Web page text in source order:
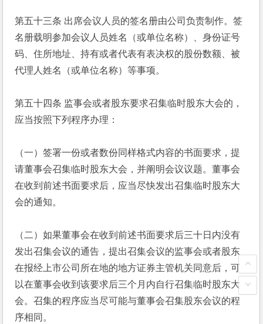
第五十三条 出席会议人员的签名册由公司负责制作。签
名册载明参加会议人员姓名（或单位名称）、身份证号
码、住所地址、持有或者代表有表决权的股份数额、被
代理人姓名（或单位名称）等事项。
第五十四条 监事会或者股东要求召集临时股东大会的，
应当按照下列程序办理：
（一）签署一份或者数份同样格式内容的书面要求，提
请董事会召集临时股东大会，并阐明会议议题。董事会
在收到前述书面要求后，应当尽快发出召集临时股东大
会的通知。
（二）如果董事会在收到前述书面要求后三十日内没有
发出召集会议的通告，提出召集会议的监事会或者股东
在报经上市公司所在地的地方证券主管机关同意后，可
以在董事会收到该要求后三个月内自行召集临时股东大
会。召集的程序应当尽可能与董事会召集股东会议的程
序相同。